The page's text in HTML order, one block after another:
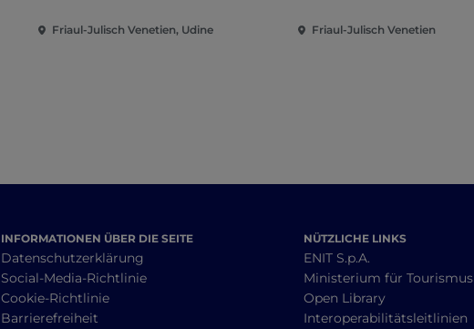
Friaul-Julisch Venetien, Udine Friaul-Julisch Venetien
INFORMATIONEN ÜBER DIE SEITE
Datenschutzerklärung
Social-Media-Richtlinie
Cookie-Richtlinie
Barrierefreiheit
NÜTZLICHE LINKS
ENIT S.p.A.
Ministerium für Tourismus
Open Library
Interoperabilitätsleitlinien